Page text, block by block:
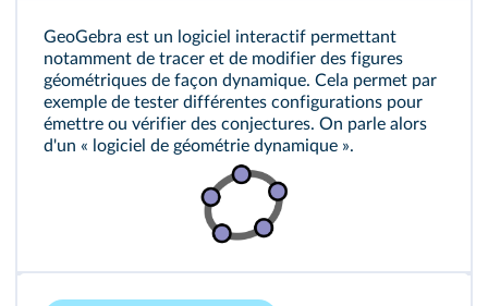
GeoGebra est un logiciel interactif permettant
notamment de tracer et de modifier des figures
géométriques de façon dynamique. Cela permet par
exemple de tester différentes configurations pour
émettre ou vérifier des conjectures. On parle alors
d'un « logiciel de géométrie dynamique ».